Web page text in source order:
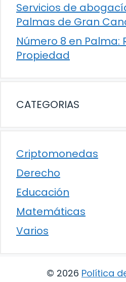
Servicios de
Palmas de Gran
Número 8 en Palma:
Propiedad
CATEGORIAS
Criptomonedas
Derecho
Educación
Matemáticas
Varios
© 2026 Política